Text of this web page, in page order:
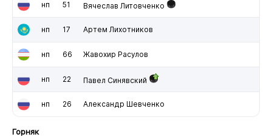
нп 51 Вячеслав Литовченко
нп 17 Артем Лихотников
нп 66 Жавохир Расулов
нп 22 Павел Синявский
нп 26 Александр Шевченко
Горняк